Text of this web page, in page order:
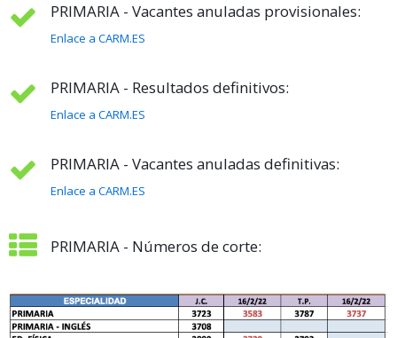
PRIMARIA - Vacantes anuladas provisionales:
Enlace a CARM.ES
PRIMARIA - Resultados definitivos:
Enlace a CARM.ES
PRIMARIA - Vacantes anuladas definitivas:
Enlace a CARM.ES
PRIMARIA - Números de corte: